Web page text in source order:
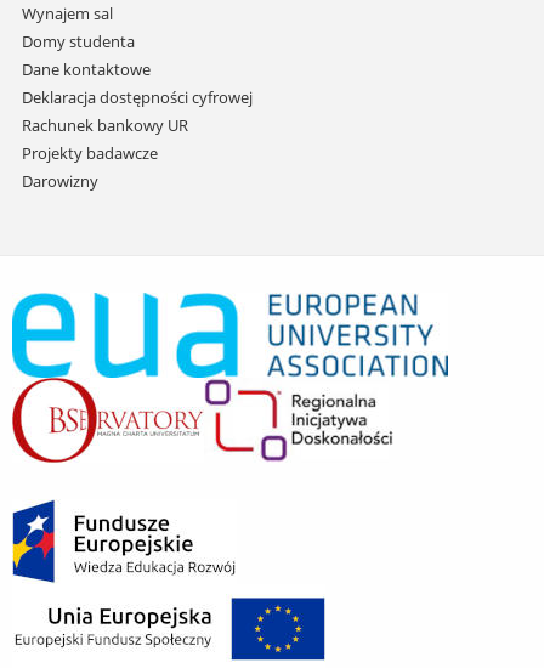
Wynajem sal
Domy studenta
Dane kontaktowe
Deklaracja dostępności cyfrowej
Rachunek bankowy UR
Projekty badawcze
Darowizny